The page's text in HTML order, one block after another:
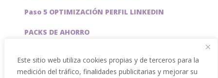
Este sitio web utiliza cookies propias y de terceros para la
medición del tráfico, finalidades publicitarias y mejorar su
Paso 5 OPTIMIZACIÓN PERFIL LINKEDIN
PACKS DE AHORRO
Servicios especiales